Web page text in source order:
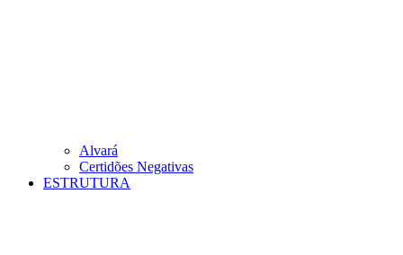
Alvará
Certidões Negativas
ESTRUTURA